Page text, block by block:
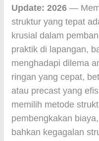
Update: 2026 —
struktur yang tepat
krusial dalam
praktik di lapangan,
menghadapi dilema
ringan yang cepat,
atau precast yang
memilih metode
pembengkakan
bahkan kegagalan